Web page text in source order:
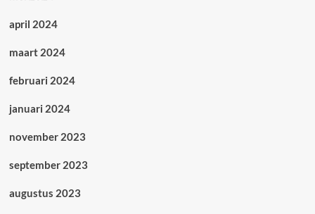
april 2024
maart 2024
februari 2024
januari 2024
november 2023
september 2023
augustus 2023